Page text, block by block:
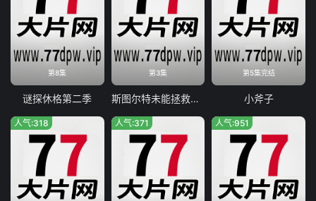
第8集
谜探休格第二季
第3集
斯图尔特未能拯救宇宙
第5集完结
小斧子
人气:318 人气:371 人气:951